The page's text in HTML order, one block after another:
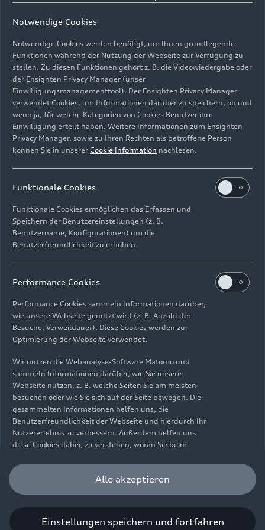
Hochmoderne Produktion bei der Audi FAW NEV
Company in Changchun: der Karosseriebau
Bild-Nr: A244789 · Copyright: AUDI AG
Rechte: Verwendung für Pressezwecke honorarfrei
ImpressumRechtliches
Hinweisgebersystem
Informationen zur BarrierefreiheitKontakt
© 2026 AUDI AG. Alle Rechte vorbehalten.
EN
Die Angaben zu Kraftstoffverbrauch, Stromverbrauch, CO₂-
Emissionen und elektrischer Reichweite wurden nach dem
gesetzlich vorgeschriebenen Messverfahren „Worldwide
Harmonized Light Vehicles Test Procedure“ (WLTP) gemäß
Verordnung (EG) 715/2007 ermittelt. Zusatzausstattungen und
Zubehör (Anbauteile, Reifenformat usw.) können relevante
Aerodynamik verändern und neben Witterungs- und
Verkehrsbedingungen sowie dem individuellen Fahrverhalten den
Sie unter www.audi.de/wltp.
Notwendige Cookies
Notwendige Cookies werden benötigt, um Ihnen grundlegende
Funktionen während der Nutzung der Webseite zur Verfügung zu
stellen. Zu diesen Funktionen gehört z. B. die Videowiedergabe oder
der Ensighten Privacy Manager (unser
Einwilligungsmanagementtool). Der Ensighten Privacy Manager
verwendet Cookies, um Informationen darüber zu speichern, ob und
wenn ja, für welche Kategorien von Cookies Benutzer ihre
Einwilligung erteilt haben. Weitere Informationen zum Ensighten
Privacy Manager, sowie zu Ihren Rechten als betroffene Person
können Sie in unserer Cookie Information nachlesen.
Funktionale Cookies
Funktionale Cookies ermöglichen das Erfassen und
Speichern der Benutzereinstellungen (z. B.
Benutzername, Konfigurationen) um die
Benutzerfreundlichkeit zu erhöhen.
Performance Cookies
Performance Cookies sammeln Informationen darüber,
wie unsere Webseite genutzt wird (z. B. Anzahl der
Besuche, Verweildauer). Diese Cookies werden zur
Optimierung der Webseite verwendet.
Wir nutzen die Webanalyse-Software Matomo und
sammeln Informationen darüber, wie Sie unsere
Webseite nutzen, z. B. welche Seiten Sie am meisten
besuchen oder wie Sie sich auf der Seite bewegen. Die
gesammelten Informationen helfen uns, die
Benutzerfreundlichkeit der Webseite und hierdurch Ihr
Nutzererlebnis zu verbessern. Außerdem helfen uns
diese Cookies dabei, zu verstehen, woran Sie beim
unser Angebot optimieren können. Bitte beachten Sie,
dass Sie Ihre Einwilligung bezüglich der Platzierung von
Performance Cookies jederzeit widerrufen können.
Einwilligung widerrufen können finden Sie in unserer
Cookie Information.
Alle akzeptieren
Einstellungen speichern und fortfahren